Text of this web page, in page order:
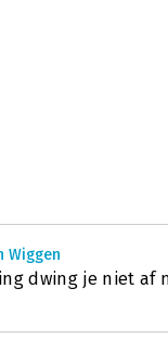
Wiggen
dwing je niet af